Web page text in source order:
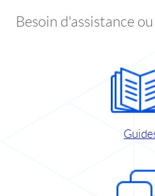
Besoin d'assistance